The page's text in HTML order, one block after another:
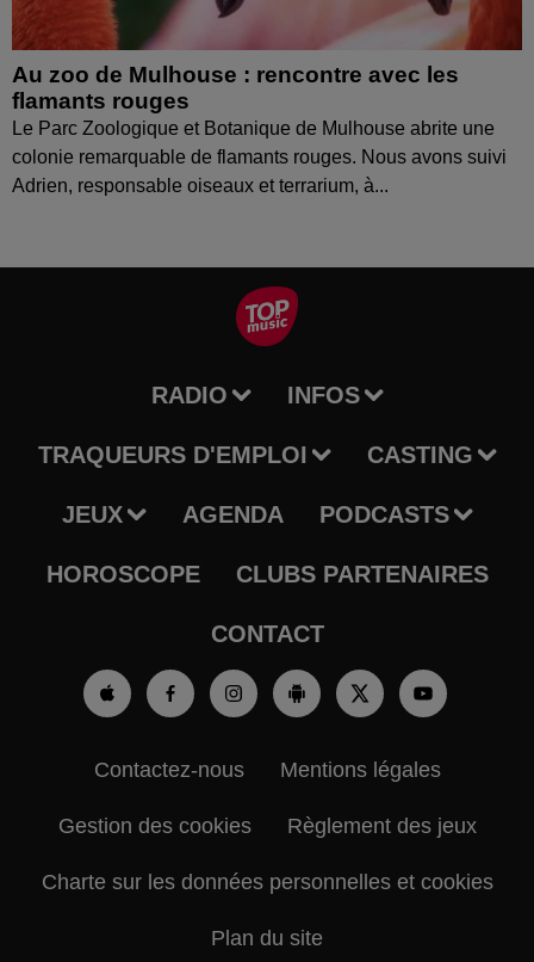
Au zoo de Mulhouse : rencontre avec les
flamants rouges
Le Parc Zoologique et Botanique de Mulhouse abrite une
colonie remarquable de flamants rouges. Nous avons suivi
Adrien, responsable oiseaux et terrarium, à...
RADIO INFOS
TRAQUEURS D'EMPLOI CASTING
JEUX AGENDA PODCASTS
HOROSCOPE CLUBS PARTENAIRES
CONTACT
Contactez-nous Mentions légales
Gestion des cookies Règlement des jeux
Charte sur les données personnelles et cookies
Plan du site